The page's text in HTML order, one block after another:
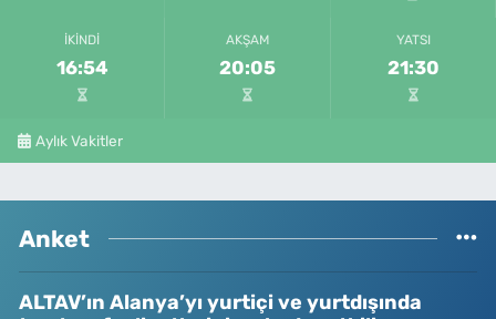
İKINDI
16:54
AKŞAM
20:05
YATSI
21:30
Aylık Vakitler
Anket
ALTAV’ın Alanya’yı yurtiçi ve yurtdışında